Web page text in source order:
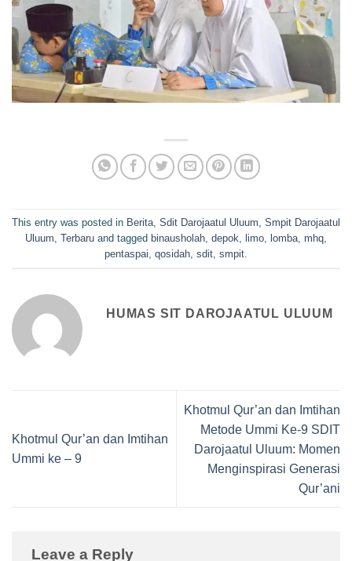
This entry was posted in Berita Sdit Darojaatul Uluum Smpit Darojaatul
Uluum Terbaru and tagged binausholah depok limo lomba mhq
pentaspai qosidah sdit smpit
HUMAS SIT DAROJAATUL ULUUM
Khotmul Qur’an dan Imtihan
Ummi ke – 9
Khotmul Qur’an dan Imtihan
Metode Ummi Ke-9 SDIT
Darojaatul Uluum: Momen
‎Menginspirasi Generasi
Qur’ani
Leave a Reply